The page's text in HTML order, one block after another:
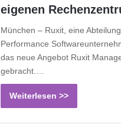
eigenen
München – Ruxit, eine
Performance
das neue Angebot Ruxit
gebracht.…
Weiterlesen >>